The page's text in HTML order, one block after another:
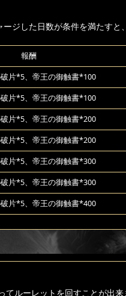
ジした日数が条件を満たすと
報酬
片*5、帝王の御触書*100
片*5、帝王の御触書*100
片*5、帝王の御触書*200
片*5、帝王の御触書*200
片*5、帝王の御触書*300
片*5、帝王の御触書*300
片*5、帝王の御触書*400
ルーレットを回すことが出